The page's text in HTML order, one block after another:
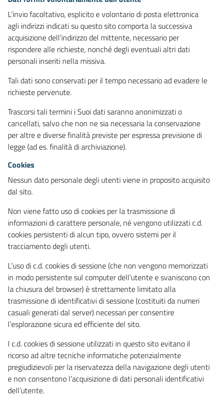
L’invio facoltativo, esplicito e volontario di posta elettronica
agli indirizzi indicati su questo sito comporta la successiva
acquisizione dell’indirizzo del mittente, necessario per
rispondere alle richieste, nonché degli eventuali altri dati
personali inseriti nella missiva.
Tali dati sono conservati per il tempo necessario ad evadere le
richieste pervenute.
Trascorsi tali termini i Suoi dati saranno anonimizzati o
cancellati, salvo che non ne sia necessaria la conservazione
per altre e diverse finalità previste per espressa previsione di
legge (ad es. finalità di archiviazione).
Cookies
Nessun dato personale degli utenti viene in proposito acquisito
dal sito.
Non viene fatto uso di cookies per la trasmissione di
informazioni di carattere personale, né vengono utilizzati c.d.
cookies persistenti di alcun tipo, ovvero sistemi per il
tracciamento degli utenti.
L’uso di c.d. cookies di sessione (che non vengono memorizzati
in modo persistente sul computer dell’utente e svaniscono con
la chiusura del browser) è strettamente limitato alla
trasmissione di identificativi di sessione (costituiti da numeri
casuali generati dal server) necessari per consentire
l’esplorazione sicura ed efficiente del sito.
I c.d. cookies di sessione utilizzati in questo sito evitano il
ricorso ad altre tecniche informatiche potenzialmente
pregiudizievoli per la riservatezza della navigazione degli utenti
e non consentono l’acquisizione di dati personali identificativi
dell’utente.